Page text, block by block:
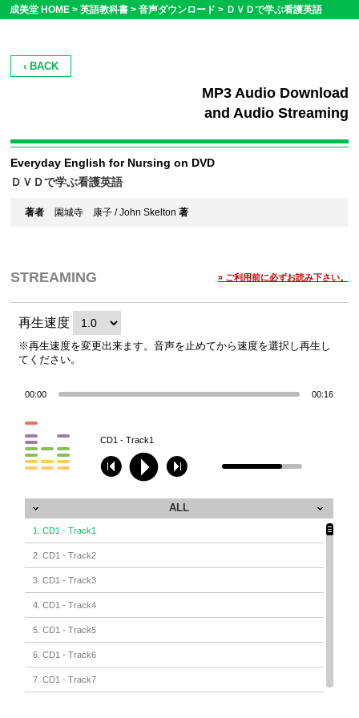
成美堂 HOME > 英語教科書 > 音声ダウンロード > ＤＶＤで学ぶ看護英語
‹ BACK
MP3 Audio Download
and Audio Streaming
Everyday English for Nursing on DVD
ＤＶＤで学ぶ看護英語
著者 園城寺 康子 / John Skelton著
STREAMING » ご利用前に必ずお読み下さい。
再生速度
※再生速度を変更出来ます。音声を止めてから速度を選択し再生し
てください。
00:00 00:16
CD1 - Track1
ALL
1. CD1 - Track1
2. CD1 - Track2
3. CD1 - Track3
4. CD1 - Track4
5. CD1 - Track5
6. CD1 - Track6
7. CD1 - Track7